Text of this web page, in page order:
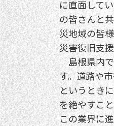
に直面して
の皆さんと
災地域の皆
災害復旧支
島根県内で
す。道路や
というとき
を絶やすこ
この業界に